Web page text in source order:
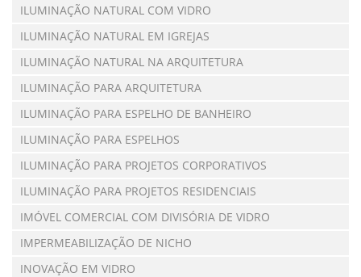
ILUMINAÇÃO NATURAL COM VIDRO
ILUMINAÇÃO NATURAL EM IGREJAS
ILUMINAÇÃO NATURAL NA ARQUITETURA
ILUMINAÇÃO PARA ARQUITETURA
ILUMINAÇÃO PARA ESPELHO DE BANHEIRO
ILUMINAÇÃO PARA ESPELHOS
ILUMINAÇÃO PARA PROJETOS CORPORATIVOS
ILUMINAÇÃO PARA PROJETOS RESIDENCIAIS
IMÓVEL COMERCIAL COM DIVISÓRIA DE VIDRO
IMPERMEABILIZAÇÃO DE NICHO
INOVAÇÃO EM VIDRO